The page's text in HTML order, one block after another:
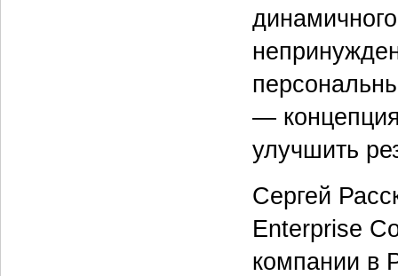
—
улучшить
Сергей
Enterprise
компании в